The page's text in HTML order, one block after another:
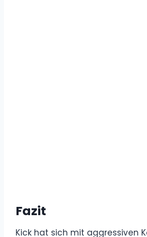
Fazit
Kick hat sich mit aggressiven